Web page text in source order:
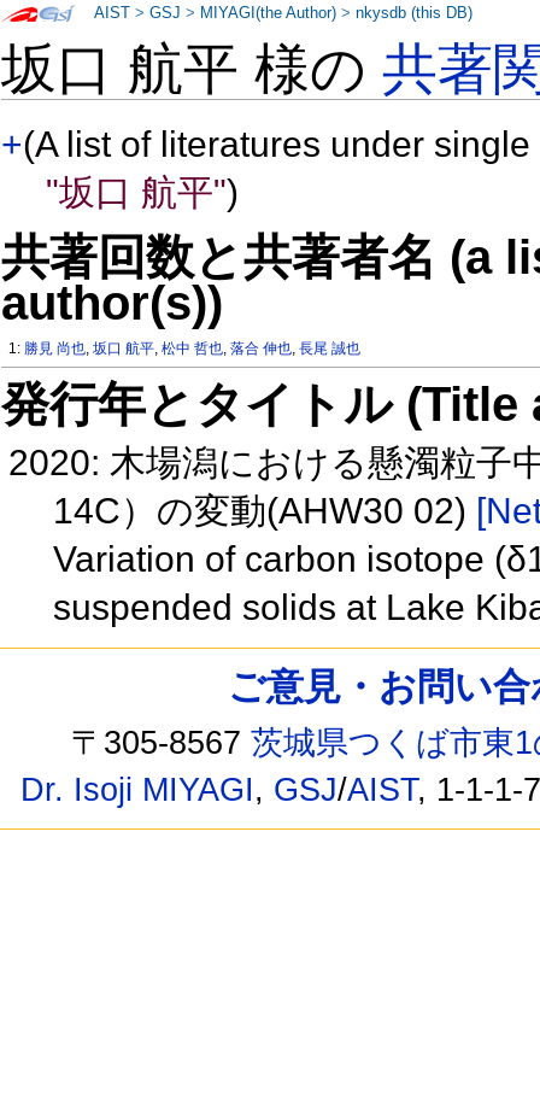
坂口 航平 様の共著
+(A list of literatures under
"坂口 航平")
共著回数と共著者名 (a
author(s))
1: 勝見 尚也,坂口 航平,松中 哲也,落合 伸也,長尾 誠也
発行年とタイトル
2020: 木場潟における懸濁粒子
14C）の変動(AHW30 02)
Variation of carbon isotope
suspended solids at Lake
AIST >GSJ > MIYAGI(the Author) >nkysdb (this DB)
ご意見・お問い
〒305-8567茨城県つくば市東
Dr. Isoji MIYAGI, GSJ/AIST, 1-1-1-